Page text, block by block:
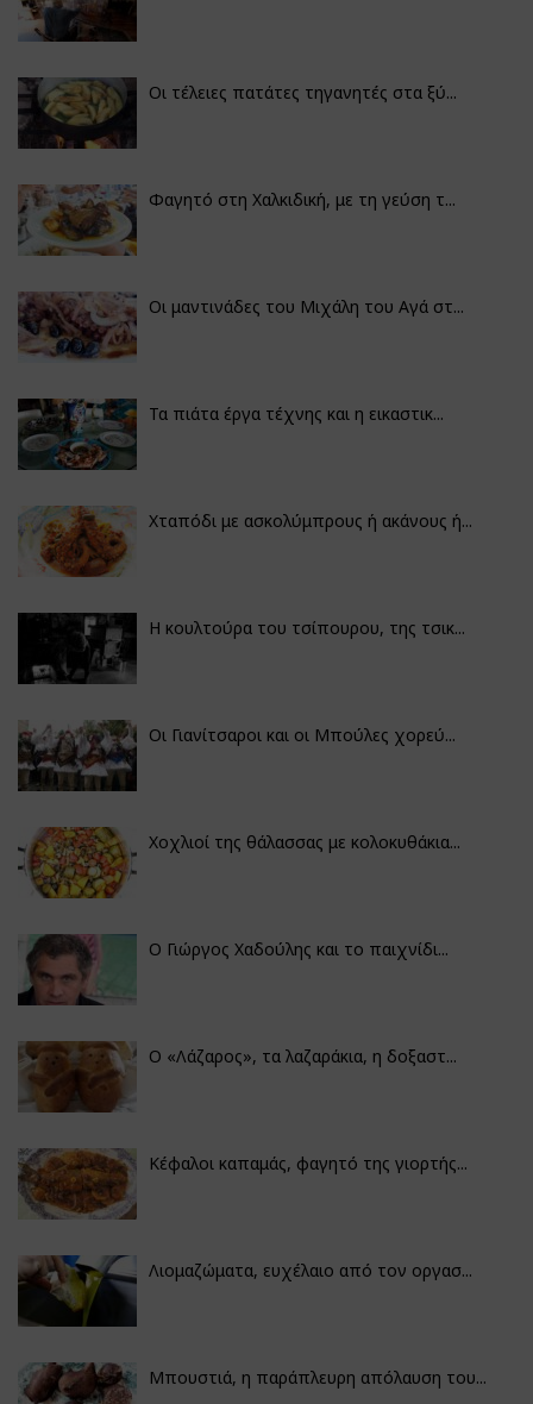
Οι τέλειες πατάτες τηγανητές στα ξύ...
Φαγητό στη Χαλκιδική, με τη γεύση τ...
Οι μαντινάδες του Μιχάλη του Αγά στ...
Τα πιάτα έργα τέχνης και η εικαστικ...
Χταπόδι με ασκολύμπρους ή ακάνους ή...
Η κουλτούρα του τσίπουρου, της τσικ...
Οι Γιανίτσαροι και οι Μπούλες χορεύ...
Χοχλιοί της θάλασσας με κολοκυθάκια...
Ο Γιώργος Χαδούλης και το παιχνίδι...
Ο «Λάζαρος», τα λαζαράκια, η δοξαστ...
Κέφαλοι καπαμάς, φαγητό της γιορτής...
Λιομαζώματα, ευχέλαιο από τον οργασ...
Μπουστιά, η παράπλευρη απόλαυση του...